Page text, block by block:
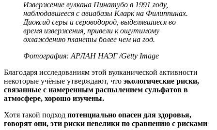
Извержение вулкана Пинатубо в 1991 году,
наблюдавшееся с авиабазы Кларк на Филиппинах.
Диоксид серы и сероводород, выделявшиеся во
время извержения, привели к ощутимому
охлаждению планеты более чем на год.
Фотография: АРЛАН НАЭГ /Getty Image
Благодаря исследованиям этой вулканической активности
некоторые учёные утверждают, что экологические риски,
связанные с намеренным распылением сульфатов в
атмосфере, хорошо изучены.
Хотя такой подход потенциально опасен для здоровья,
говорят они, эти риски невелики по сравнению с рисками